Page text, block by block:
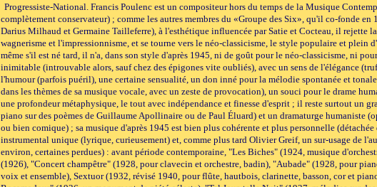
Progressiste-National. Francis Poulenc est un compositeur hors du temps de la Musique
complètement conservateur) ; comme les autres membres du «Groupe des Six», qu'il co-fonde
Darius Milhaud et Germaine Tailleferre), à l'esthétique influencée par Satie et Cocteau, il rejette
wagnerisme et l'impressionnisme, et se tourne vers le néo-classicisme, le style populaire et plein
même s'il est né tard, il n'a, dans son style d'après 1945, ni de goût pour le néo-classicisme, ni
inimitable (introuvable alors, sauf chez des épigones vite oubliés), avec un sens de l'élégance
l'humour (parfois puéril), une certaine sensualité, un don inné pour la mélodie spontanée et
dans les thèmes de sa musique vocale, avec un zeste de provocation), un souci pour le drame
une profondeur métaphysique, le tout avec indépendance et finesse d'esprit ; il reste surtout un
piano sur des poèmes de Guillaume Apollinaire ou de Paul Éluard) et un dramaturge humaniste
ou bien comique) ; sa musique d'après 1945 est bien plus cohérente et plus personnelle
instrumental unique (lyrique, curieusement) et, comme plus tard Olivier Greif, un sur-usage de
environ, certaines perdues) : avant période contemporaine, "Les Biches" (1924, musique
(1926), "Concert champêtre" (1928, pour clavecin et orchestre, badin), "Aubade" (1928, pour
voix et ensemble), Sextuor (1932, révisé 1940, pour flûte, hautbois, clarinette, basson, cor et